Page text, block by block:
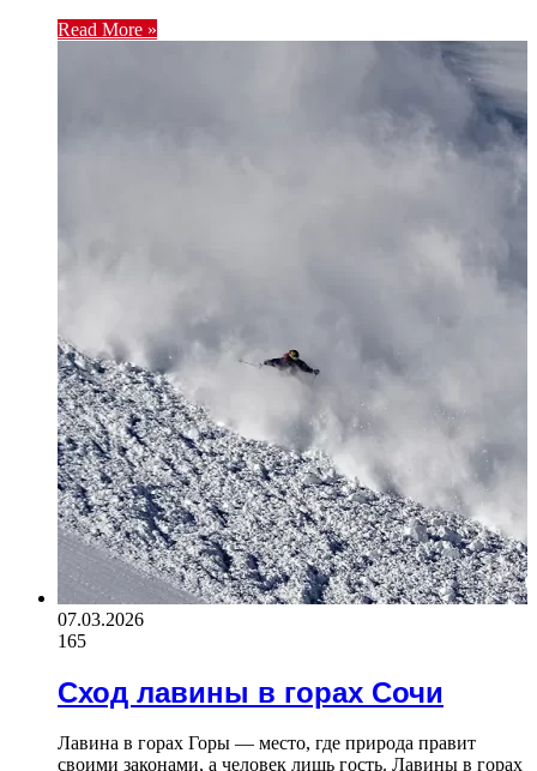
Read More »
07.03.2026
165
Сход лавины в горах Сочи
Лавина в горах Горы — место, где природа правит
своими законами, а человек лишь гость. Лавины в горах